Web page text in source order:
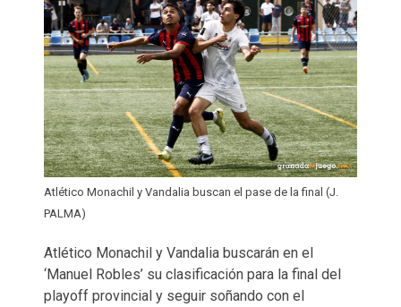
Atlético Monachil y Vandalia buscan el pase de la final (J.
PALMA)
Atlético Monachil y Vandalia buscarán en el
‘Manuel Robles’ su clasificación para la final del
playoff provincial y seguir soñando con el